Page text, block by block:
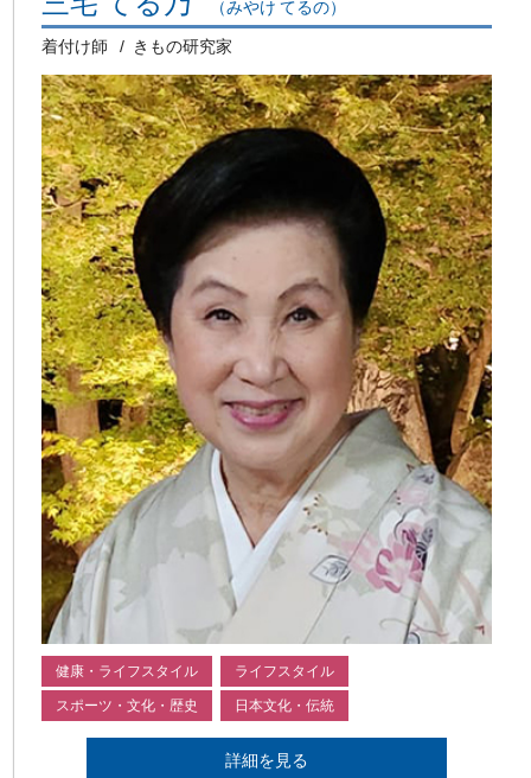
（みやけ てるの）
着付け師 きもの研究家
健康・ライフスタイル ライフスタイル
スポーツ・文化・歴史 日本文化・伝統
詳細を見る